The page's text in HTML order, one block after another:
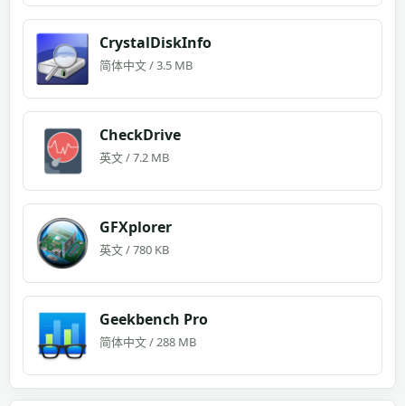
CrystalDiskInfo
简体中文 / 3.5 MB
CheckDrive
英文 / 7.2 MB
GFXplorer
英文 / 780 KB
Geekbench Pro
简体中文 / 288 MB